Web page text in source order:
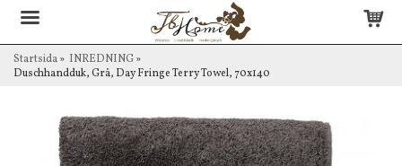
Startsida» INREDNING»
Duschhandduk, Grå, Day Fringe Terry Towel, 70x140